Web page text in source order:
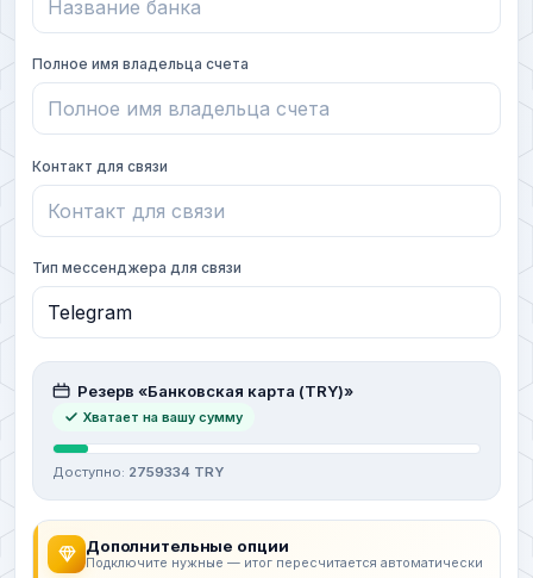
Полное имя владельца счета
Контакт для связи
Тип мессенджера для связи
Резерв «Банковская карта (TRY)»
Хватает на вашу сумму
Доступно: 2759334 TRY
Дополнительные опции
Подключите нужные — итог пересчитается автоматически